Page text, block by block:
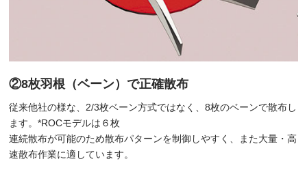
②8枚羽根（ベーン）で正確散布
従来他社の様な、2/3枚ベーン方式ではなく、8枚のベーンで散布し
ます。*ROCモデルは６枚
連続散布が可能のため散布パターンを制御しやすく、また大量・高
速散布作業に適しています。